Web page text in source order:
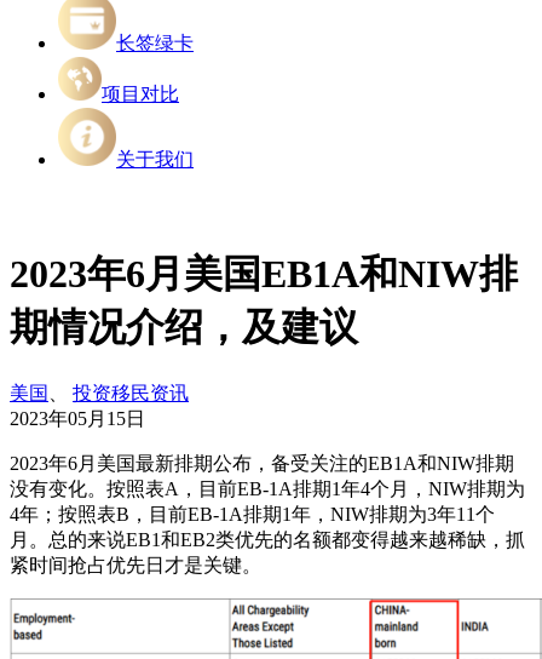
长签绿卡
项目对比
关于我们
2023年6月美国EB1A和NIW排
期情况介绍，及建议
美国
投资移民资讯
2023年05月15日
2023年6月美国最新排期公布，备受关注的EB1A和NIW排期
没有变化。按照表A，目前EB-1A排期1年4个月，NIW排期为
4年；按照表B，目前EB-1A排期1年，NIW排期为3年11个
月。总的来说EB1和EB2类优先的名额都变得越来越稀缺，抓
紧时间抢占优先日才是关键。